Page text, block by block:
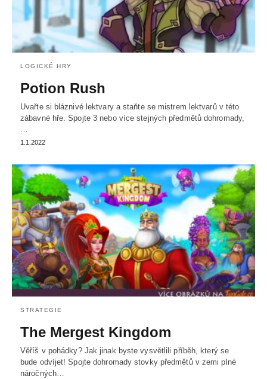
LOGICKÉ HRY
Potion Rush
Uvařte si bláznivé lektvary a staňte se mistrem lektvarů v této
zábavné hře. Spojte 3 nebo více stejných předmětů dohromady,
1.1.2022
STRATEGIE
The Mergest Kingdom
Věříš v pohádky? Jak jinak byste vysvětlili příběh, který se
bude odvíjet! Spojte dohromady stovky předmětů v zemi plné
náročných…